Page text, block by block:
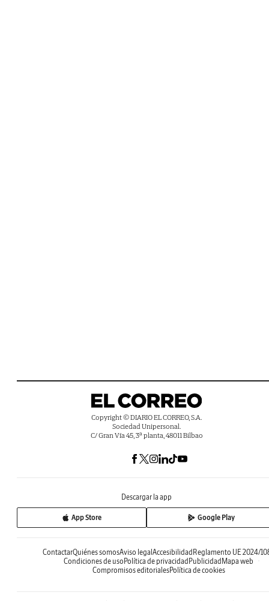
Copyright © DIARIO EL CORREO, S.A.
Sociedad Unipersonal.
C/ Gran Vía 45, 3ª planta, 48011 Bilbao
Descargar la app
App Store Google Play
ContactarQuiénes somosAviso legalAccesibilidadReglamento UE 2024/
Condiciones de usoPolítica de privacidadPublicidadMapa web
Compromisos editorialesPolítica de cookies